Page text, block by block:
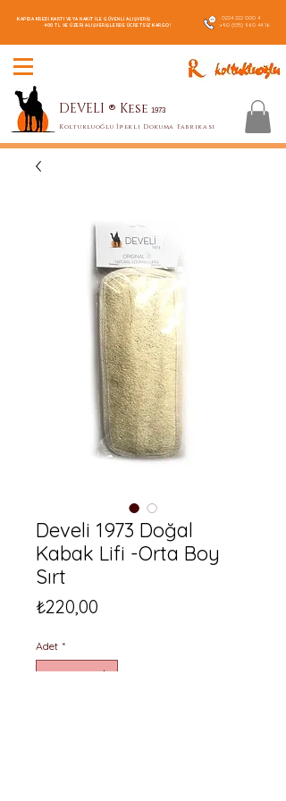
KAPIDA KREDİ KARTI VEYA NAKİT İLE GÜVENLİ ALIŞVERİŞ
400 TL VE ÜZERİ ALIŞVERİŞLERDE ÜCRETSİZ KARGO!
: 0224 222 000 4
:+90 (535) 960 44 16
DEVELI ® Kese 1973
Koltukluoğlu İpekli Dokuma Fabrikası
Develi 1973 Doğal
Kabak Lifi -Orta Boy
Sırt
₺220,00
Adet *